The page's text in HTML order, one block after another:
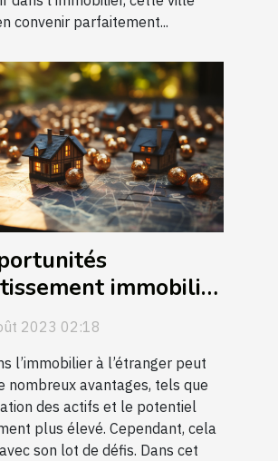
convenir parfaitement...
immobilier
2023 02:18
l’immobilier à l’étranger peut
nombreux avantages, tels que
des actifs et le potentiel
plus élevé. Cependant, cela
son lot de défis. Dans cet